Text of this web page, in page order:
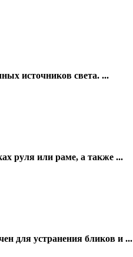
источников света. ...
руля или раме, а также ...
для устранения бликов и ...